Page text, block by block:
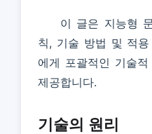
이 글은 지능형
칙, 기술 방법 및 적
에게 포괄적인 기술
제공합니다.
기술의 원리